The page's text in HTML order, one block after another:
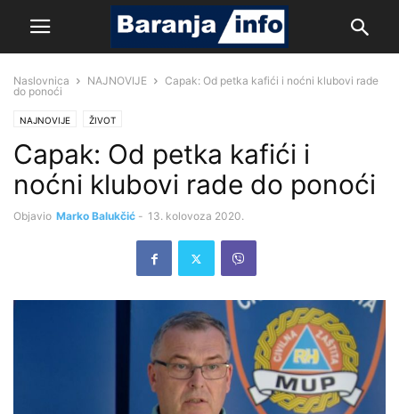
Naslovnica NAJNOVIJE
Capak: Od petka kafići i noćni klubovi rade
do ponoći
NAJNOVIJE ŽIVOT
Capak: Od petka kafići i
noćni klubovi rade do ponoći
Objavio Marko Balukčić - 13. kolovoza 2020.